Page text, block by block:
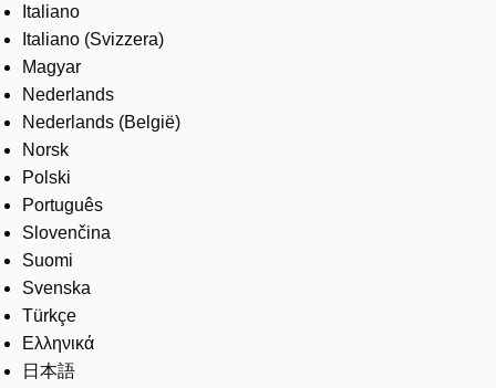
Italiano
Italiano (Svizzera)
Magyar
Nederlands
Nederlands (België)
Norsk
Polski
Português
Slovenčina
Suomi
Svenska
Türkçe
Ελληνικά
日本語